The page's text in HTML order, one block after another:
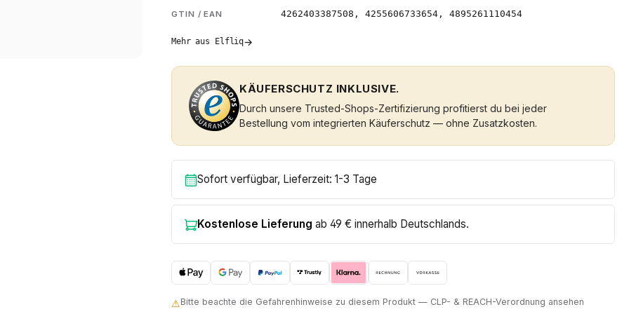
GTIN / EAN 4262403387508, 4255606733654, 4895261110454
Mehr aus Elfliq→
KÄUFERSCHUTZ INKLUSIVE.
Durch unsere Trusted-Shops-Zertifizierung profitierst du bei jeder
Bestellung vom integrierten Käuferschutz — ohne Zusatzkosten.
Sofort verfügbar, Lieferzeit: 1-3 Tage
Kostenlose Lieferung ab 49 € innerhalb Deutschlands.
⚠Bitte beachte die Gefahrenhinweise zu diesem Produkt — CLP- & REACH-Verordnung ansehen